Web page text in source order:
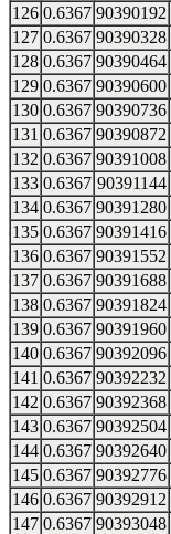
126 0.6367 90390192
127 0.6367 90390328
128 0.6367 90390464
129 0.6367 90390600
130 0.6367 90390736
131 0.6367 90390872
132 0.6367 90391008
133 0.6367 90391144
134 0.6367 90391280
135 0.6367 90391416
136 0.6367 90391552
137 0.6367 90391688
138 0.6367 90391824
139 0.6367 90391960
140 0.6367 90392096
141 0.6367 90392232
142 0.6367 90392368
143 0.6367 90392504
144 0.6367 90392640
145 0.6367 90392776
146 0.6367 90392912
147 0.6367 90393048